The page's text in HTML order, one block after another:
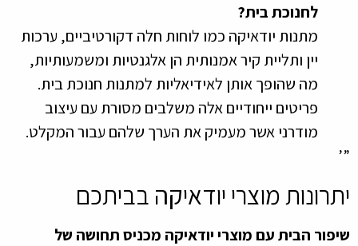
לחנוכת בית?
מתנות יודאיקה כמו לוחות חלה דקורטיביים, ערכות
יין ותליית קיר אמנותית הן אלגנטיות ומשמעותיות,
מה שהופך אותן לאידיאליות למתנות חנוכת בית.
פריטים ייחודיים אלה משלבים מסורת עם עיצוב
מודרני אשר מעמיק את הערך שלהם עבור המקלט.
”’
יתרונות מוצרי יודאיקה בביתכם
שיפור הבית עם מוצרי יודאיקה מכניס תחושה של